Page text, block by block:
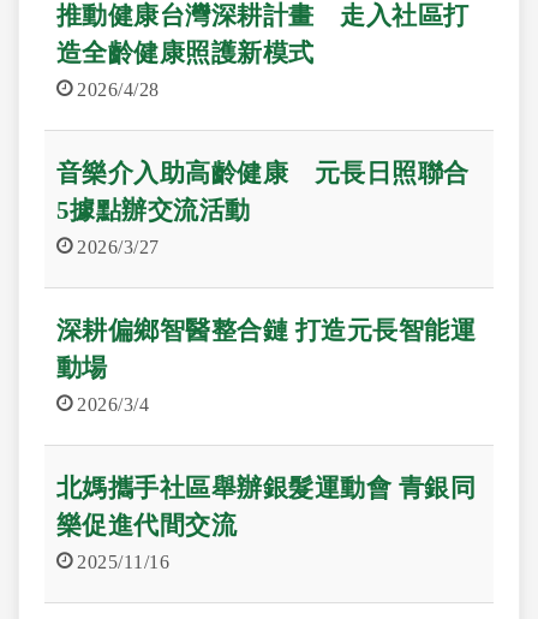
推動健康台灣深耕計畫 走入社區打
造全齡健康照護新模式
2026/4/28
音樂介入助高齡健康 元長日照聯合
5據點辦交流活動
2026/3/27
深耕偏鄉智醫整合鏈 打造元長智能運
動場
2026/3/4
北媽攜手社區舉辦銀髮運動會 青銀同
樂促進代間交流
2025/11/16